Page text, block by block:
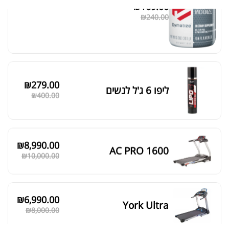
מציג 469–474 מתוך 524 תוצאות
סידור ברירת מחדל
₪240.00
₪ 169.00
ליפו 6 ג'ל לנשים ₪400.00
₪279.00
AC PRO 1600
₪10,000.00
₪8,990.00
York Ultra
₪8,000.00
₪6,990.00